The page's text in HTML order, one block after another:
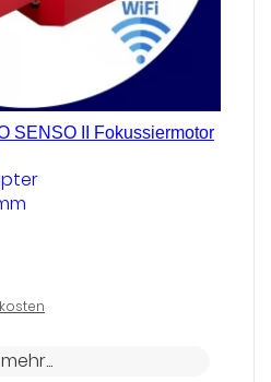
SENSO II Fokussiermotor
mehr...